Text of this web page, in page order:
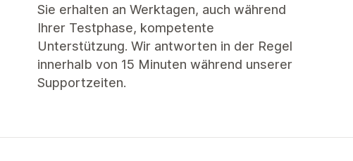
Sie erhalten an Werktagen, auch während
Ihrer Testphase, kompetente
Unterstützung. Wir antworten in der Regel
innerhalb von 15 Minuten während unserer
Supportzeiten.